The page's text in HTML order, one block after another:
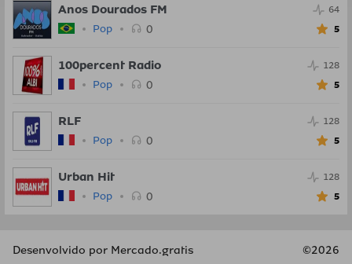
Anos Dourados FM
Pop 0
64
5
100percent Radio
Pop 0
128
5
RLF
Pop 0
128
5
Urban Hit
Pop 0
128
5
Desenvolvido por Mercado.gratis ©2026
Desenvolvido por Mercado.gratis ©2026